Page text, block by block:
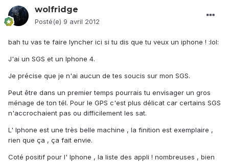
wolfridge
Posté(e) 9 avril 2012
bah tu vas te faire lyncher ici si tu dis que tu veux un iphone ! :lol:
J'ai un SGS et un Iphone 4.
Je précise que je n'ai aucun de tes soucis sur mon SGS.
Peut être dans un premier temps pourrais tu envisager un gros
ménage de ton tél. Pour le GPS c'est plus délicat car certains SGS
n'accrochaient pas ou difficilement les sat.
L' Iphone est une très belle machine , la finition est exemplaire ,
rien que ça , ça fait envie.
Coté positif pour l' Iphone , la liste des appli ! nombreuses , bien